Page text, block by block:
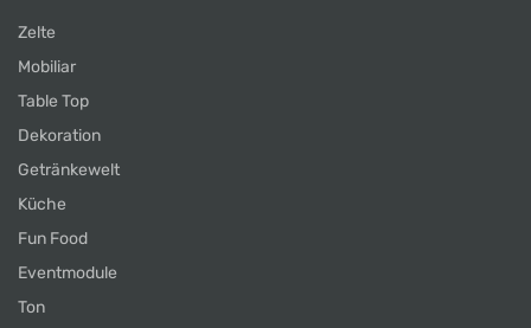
Zelte
Mobiliar
Table Top
Dekoration
Getränkewelt
Küche
Fun Food
Eventmodule
Ton